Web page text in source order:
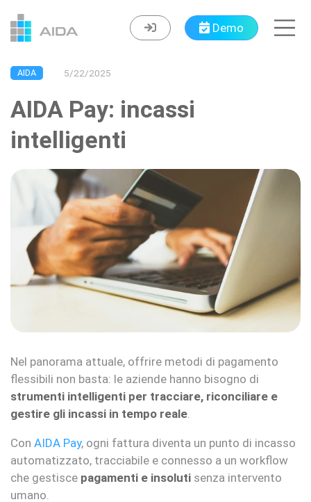
Demo
AIDA 5/22/2025
AIDA Pay: incassi
intelligenti
Nel panorama attuale, offrire metodi di pagamento
flessibili non basta: le aziende hanno bisogno di
strumenti intelligenti per tracciare, riconciliare e
gestire gli incassi in tempo reale.
Con AIDA Pay, ogni fattura diventa un punto di incasso
automatizzato, tracciabile e connesso a un workflow
che gestisce pagamenti e insoluti senza intervento
umano.